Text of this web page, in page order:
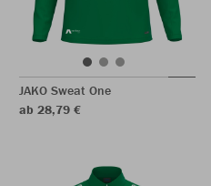
JAKO Sweat One
ab 28,79 €